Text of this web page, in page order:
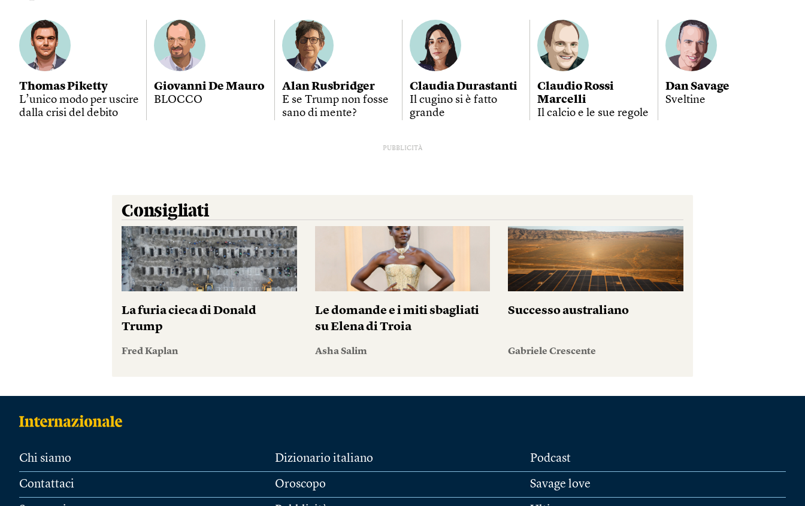
Thomas Piketty
L’unico modo per uscire
dalla crisi del debito
Giovanni De Mauro
BLOCCO
Alan Rusbridger
E se Trump non fosse
sano di mente?
Claudia Durastanti
Il cugino si è fatto
grande
Claudio Rossi
Marcelli
Il calcio e le sue regole
Dan Savage
Sveltine
PUBBLICITÀ
Consigliati
La furia cieca di Donald
Trump
Fred Kaplan
Le domande e i miti sbagliati
su Elena di Troia
Asha Salim
Successo australiano
Gabriele Crescente
Chi siamo
Contattaci
Dizionario italiano
Oroscopo
Podcast
Savage love